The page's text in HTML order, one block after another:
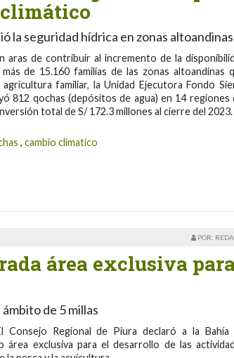
la seguridad hídrica en zonas
aras de contribuir al incremento de la
de 15.160 familias de las zonas altoandinas
familiar, la Unidad Ejecutora Fondo
812 qochas (depósitos de agua) en 14 regiones
total de S/ 172.3 millones al cierre del 2023.
, cambio climatico
POR:
área exclusiva
de 5 millas
Consejo Regional de Piura declaró a la Bahía
área exclusiva para el desarrollo de las